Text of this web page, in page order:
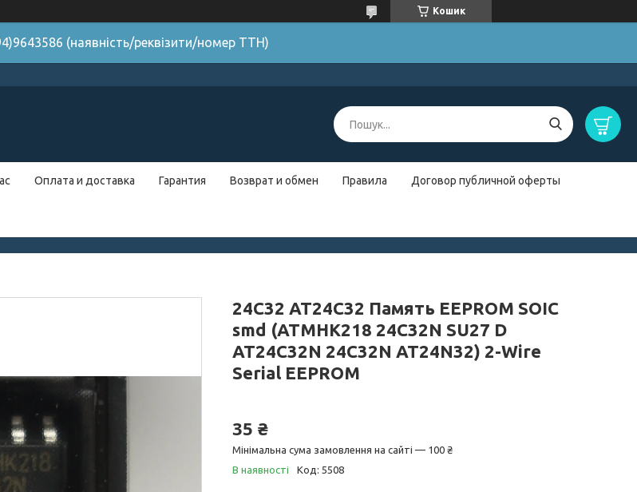
Кошик
(наявність/реквізити/номер ТТН)
Оплата и доставка Гарантия Возврат и обмен Правила Договор публичной оферты
24C32 AT24C32 Память EEPROM SOIC
smd (ATMHK218 24C32N SU27 D
AT24C32N 24C32N AT24N32) 2-Wire
Serial EEPROM
35 ₴
Мінімальна сума замовлення на сайті — 100 ₴
В наявності
Код: 5508